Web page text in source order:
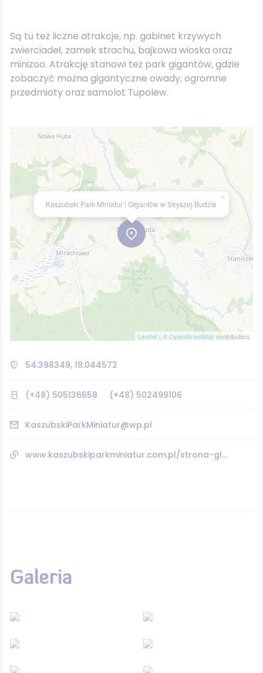
Są tu też liczne atrakcje, np. gabinet krzywych
zwierciadeł, zamek strachu, bajkowa wioska oraz
minizoo. Atrakcję stanowi też park gigantów, gdzie
zobaczyć można gigantyczne owady, ogromne
przedmioty oraz samolot Tupolew.
Kaszubski Park Miniatur i Gigantów w Stryszej Budzie
×
Leaflet | ©OpenStreetMapcontributors
54.398349, 18.044572
(+48) 505136658 (+48) 502499106
KaszubskiParkMiniatur@wp.pl
www.kaszubskiparkminiatur.com.pl/strona-glowna.html
Galeria